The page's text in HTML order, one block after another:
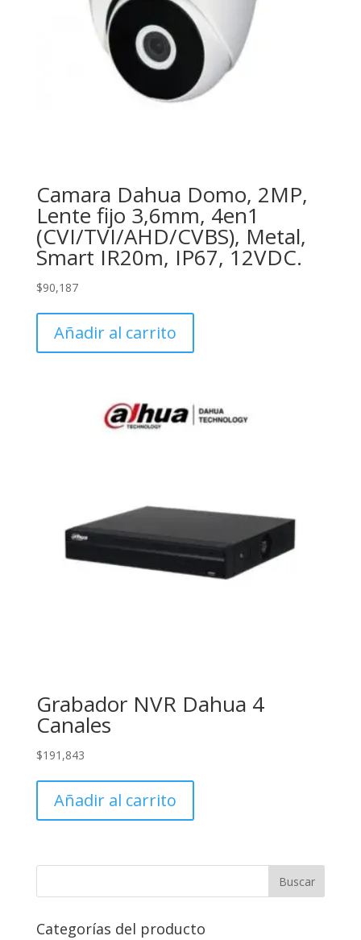
Camara Dahua Domo, 2MP,
Lente fijo 3,6mm, 4en1
(CVI/TVI/AHD/CVBS), Metal,
Smart IR20m, IP67, 12VDC.
$90,187
Añadir al carrito
Grabador NVR Dahua 4
Canales
$191,843
Añadir al carrito
Categorías del producto